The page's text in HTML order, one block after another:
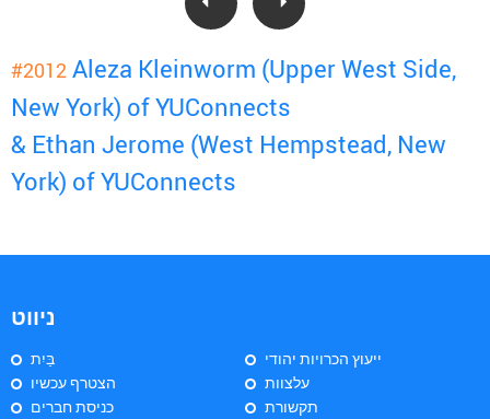
#2012 Aleza Kleinworm (Upper West Side,
New York) of YUConnects
& Ethan Jerome (West Hempstead, New
York) of YUConnects
ניווט
בַּיִת
הצטרף עכשיו
כניסת חברים
ייעוץ הכרויות יהודי
עלצוות
תקשורת